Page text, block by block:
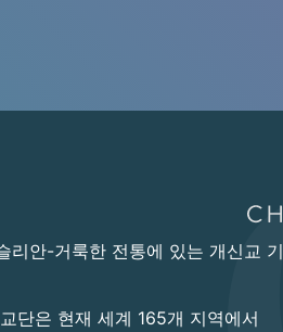
리안-거룩한 전통에 있는 개신교 기
단은 현재 세계 165개 지역에서